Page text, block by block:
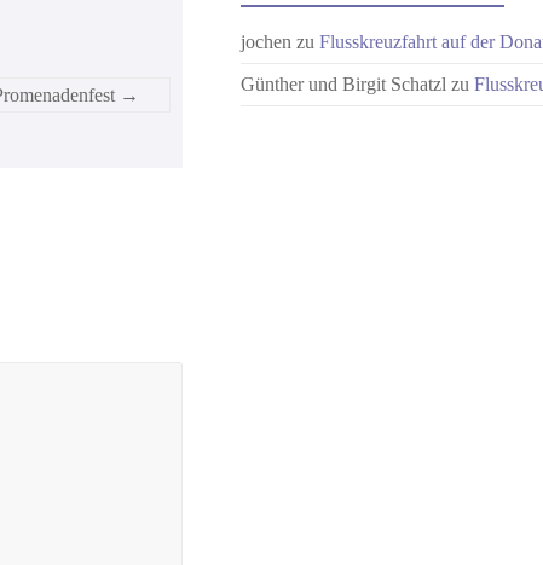
→
jochen zu Flusskreuzfahrt auf der
Günther und Birgit Schatzl zu